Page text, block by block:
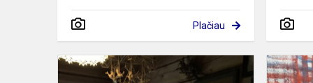
Plačiau
Išvyka